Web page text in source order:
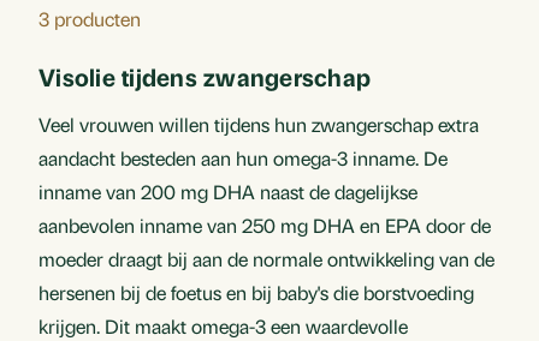
3 producten
Visolie tijdens zwangerschap
Veel vrouwen willen tijdens hun zwangerschap extra
aandacht besteden aan hun omega-3 inname. De
inname van 200 mg DHA naast de dagelijkse
aanbevolen inname van 250 mg DHA en EPA door de
moeder draagt bij aan de normale ontwikkeling van de
hersenen bij de foetus en bij baby's die borstvoeding
krijgen. Dit maakt omega-3 een waardevolle